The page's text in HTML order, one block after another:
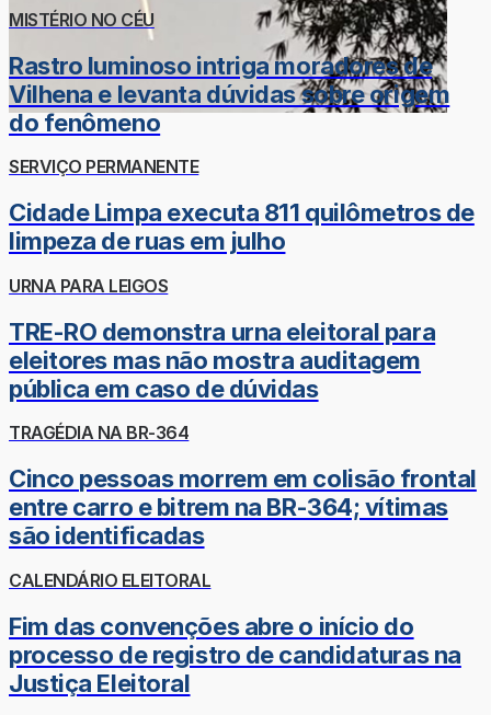
MISTÉRIO NO CÉU
Rastro luminoso intriga moradores de
Vilhena e levanta dúvidas sobre origem
do fenômeno
SERVIÇO PERMANENTE
Cidade Limpa executa 811 quilômetros de
limpeza de ruas em julho
URNA PARA LEIGOS
TRE-RO demonstra urna eleitoral para
eleitores mas não mostra auditagem
pública em caso de dúvidas
TRAGÉDIA NA BR-364
Cinco pessoas morrem em colisão frontal
entre carro e bitrem na BR-364; vítimas
são identificadas
CALENDÁRIO ELEITORAL
Fim das convenções abre o início do
processo de registro de candidaturas na
Justiça Eleitoral